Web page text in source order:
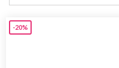
-20%